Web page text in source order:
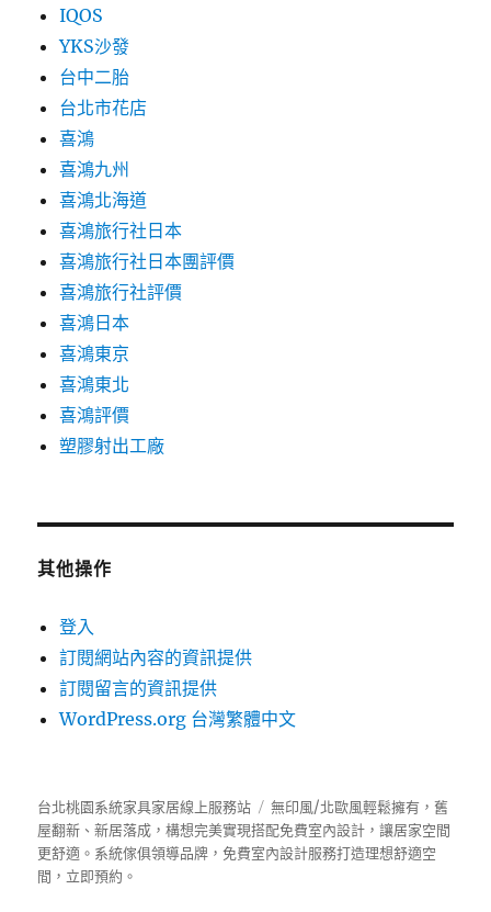
IQOS
YKS沙發
台中二胎
台北市花店
喜鴻
喜鴻九州
喜鴻北海道
喜鴻旅行社日本
喜鴻旅行社日本團評價
喜鴻旅行社評價
喜鴻日本
喜鴻東京
喜鴻東北
喜鴻評價
塑膠射出工廠
其他操作
登入
訂閱網站內容的資訊提供
訂閱留言的資訊提供
WordPress.org 台灣繁體中文
台北桃園系統家具家居線上服務站
無印風/北歐風輕鬆擁有，舊
屋翻新、新居落成，構想完美實現搭配免費室內設計，讓居家空間
更舒適。 系統傢俱領導品牌，免費室內設計服務打造理想舒適空
間，立即預約。